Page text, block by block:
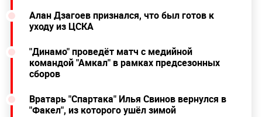
Алан Дзагоев признался, что был готов к
уходу из ЦСКА
"Динамо" проведёт матч с медийной
командой "Амкал" в рамках предсезонных
сборов
Вратарь "Спартака" Илья Свинов вернулся в
"Факел", из которого ушёл зимой